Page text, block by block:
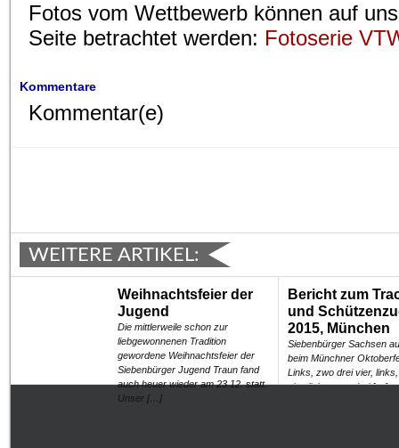
Fotos vom Wettbewerb können auf
Seite betrachtet werden: Fotoserie
Kommentare
Kommentar(e)
WEITERE ARTIKEL:
Weihnachtsfeier der
Jugend
Die mittlerweile schon zur
liebgewonnenen Tradition
gewordene Weihnachtsfeier der
Siebenbürger Jugend Traun fand
auch heuer wieder am 23.12. statt.
Unser […]
Bericht zum
und
2015, München
Siebenbürger Sachsen
beim Münchner
Links, zwo drei vier,
vier, links, zwo drei […]